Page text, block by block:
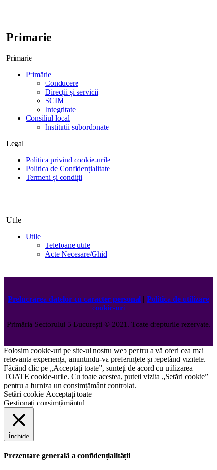
Primarie
Primarie
Primărie
Conducere
Direcții și servicii
SCIM
Integritate
Consiliul local
Institutii subordonate
Legal
Politica privind cookie-urile
Politica de Confidențialitate
Termeni și condiții
Utile
Utile
Telefoane utile
Acte Necesare/Ghid
Prelucrarea datelor cu caracter personal | Politica de utilizare
cookie-uri
Primăria Sectorului 5 București ©️2021. Toate drepturile rezervate.
Folosim cookie-uri pe site-ul nostru web pentru a vă oferi cea mai
relevantă experiență, amintindu-vă preferințele și repetând vizitele.
Făcând clic pe „Acceptați toate”, sunteți de acord cu utilizarea
TOATE cookie-urile. Cu toate acestea, puteți vizita „Setări cookie”
pentru a furniza un consimțământ controlat.
Setări cookie Acceptați toate
Gestionați consimțământul
Închide
Prezentare generală a confidențialității